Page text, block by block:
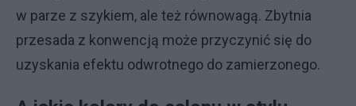
w parze z szykiem, ale też równowagą. Zbytnia
przesada z konwencją może przyczynić się do
uzyskania efektu odwrotnego do zamierzonego.